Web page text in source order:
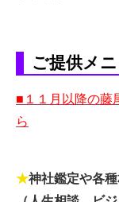
ご提供メ
■１１月以降の藤
ら
★神社鑑定や各